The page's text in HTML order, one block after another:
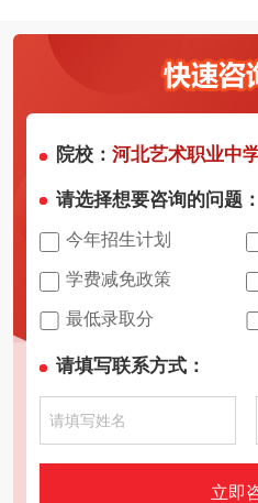
院校：河北艺术职业中
请选择想要咨询的问题：
今年招生计划
学费减免政策
最低录取分
请填写联系方式：
立即